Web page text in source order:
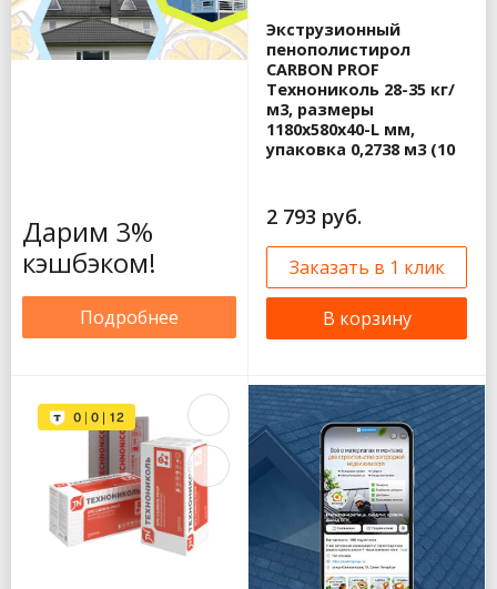
Дарим 3%
кэшбэком!
Подробнее
Экструзионный
пенополистирол
CARBON PROF
Технониколь 28-35 кг/
м3, размеры
1180х580х40-L мм,
упаковка 0,2738 м3 (10
2 793 руб.
Заказать в 1 клик
В корзину